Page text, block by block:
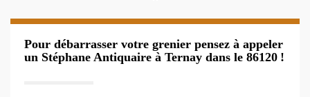
Pour débarrasser votre grenier pensez à appeler
un Stéphane Antiquaire à Ternay dans le 86120 !